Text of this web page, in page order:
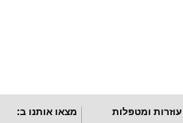
עוזרות ומטפלות מצאו אותנו ב: